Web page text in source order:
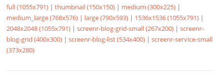
full (1055x791) |thumbnail (150x150) | medium (300x225) |
medium_large (768x576) | large (790x593) | 1536x1536 (1055x791) |
2048x2048 (1055x791) |screenr-blog-grid-small (267x200) |screenr-
blog-grid (400x300) |screenr-blog-list (534x400) |screenr-service-small
(373x280)